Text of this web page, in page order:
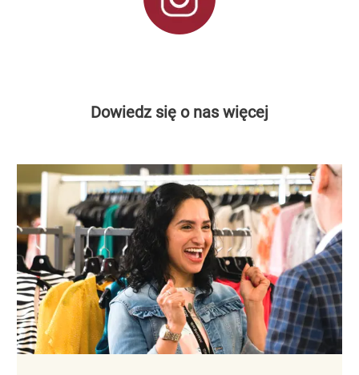
Dowiedz się o nas więcej